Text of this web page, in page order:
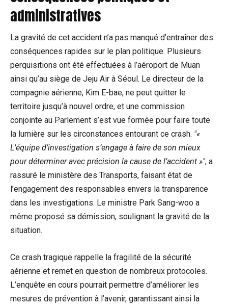
administratives
La gravité de cet accident n’a pas manqué d’entraîner des
conséquences rapides sur le plan politique. Plusieurs
perquisitions ont été effectuées à l’aéroport de Muan
ainsi qu’au siège de Jeju Air à Séoul. Le directeur de la
compagnie aérienne, Kim E-bae, ne peut quitter le
territoire jusqu’à nouvel ordre, et une commission
conjointe au Parlement s’est vue formée pour faire toute
la lumière sur les circonstances entourant ce crash. «
L’équipe d’investigation s’engage à faire de son mieux
pour déterminer avec précision la cause de l’accident » , a
rassuré le ministère des Transports, faisant état de
l’engagement des responsables envers la transparence
dans les investigations. Le ministre Park Sang-woo a
même proposé sa démission, soulignant la gravité de la
situation.
Ce crash tragique rappelle la fragilité de la sécurité
aérienne et remet en question de nombreux protocoles.
L’enquête en cours pourrait permettre d’améliorer les
mesures de prévention à l’avenir, garantissant ainsi la